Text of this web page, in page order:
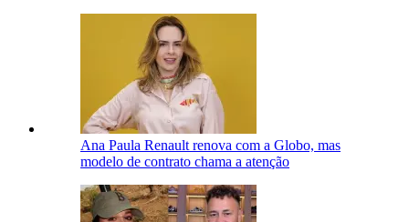
Ana Paula Renault renova com a Globo, mas
modelo de contrato chama a atenção